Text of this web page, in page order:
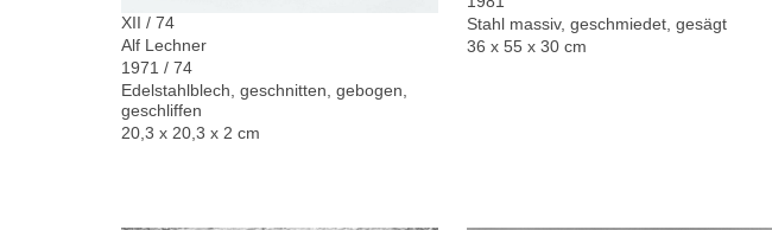
XII / 74
Alf Lechner
1971 / 74
Edelstahlblech, geschnitten, gebogen,
geschliffen
20,3 x 20,3 x 2 cm
Stahl massiv, geschmiedet, gesägt
36 x 55 x 30 cm